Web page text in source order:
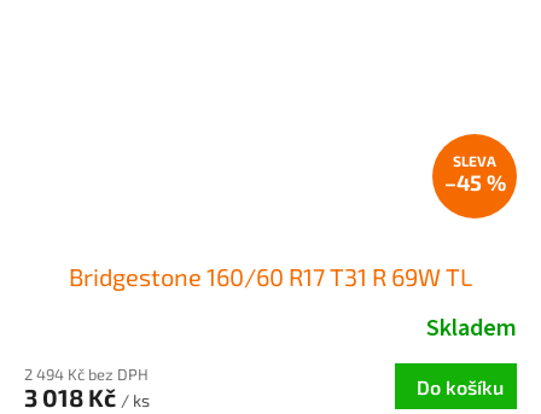
–45 %
Bridgestone 160/60 R17 T31 R 69W TL
Skladem
2 494 Kč bez DPH
3 018 Kč / ks
Do košíku